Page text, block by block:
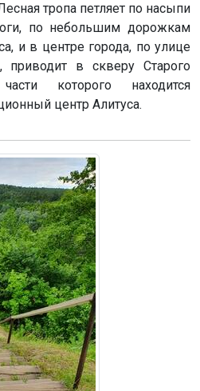
тропа петляет по насыпи
по небольшим дорожкам
и в центре города, по улице
в скверу Старого
которого находится
центр Алитуса.